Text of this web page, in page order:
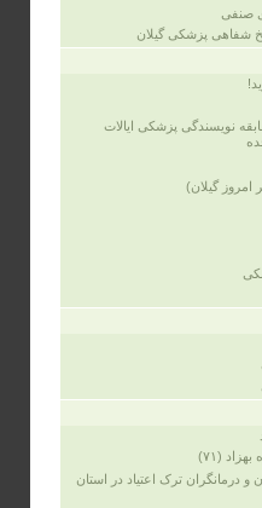
صنفی
شفاهی پزشکی گیلان
نویسندگی پزشکی ایالات
امروز گیلان)
بهزاد (۷۱)
و درمانگران ترک اعتیاد در استان